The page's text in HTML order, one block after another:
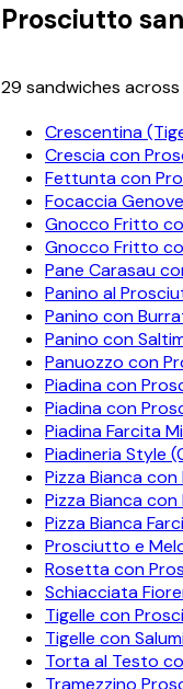
Prosciutto
29 sandwiches
Crescentina
Crescia con
Fettunta con
Focaccia
Gnocco Fritto
Gnocco Fritto
Pane Carasau
Panino al
Panino con
Panino con
Panuozzo con
Piadina con
Piadina con
Piadina Farcita
Piadineria Style
Pizza Bianca con
Pizza Bianca
Pizza Bianca
Prosciutto e
Rosetta con
Schiacciata
Tigelle con
Tigelle con
Torta al Testo
Tramezzino